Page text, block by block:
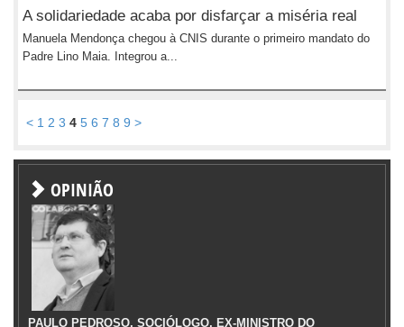
A solidariedade acaba por disfarçar a miséria real
Manuela Mendonça chegou à CNIS durante o primeiro mandato do
Padre Lino Maia. Integrou a...
< 1 2 3 4 5 6 7 8 9 >
OPINIÃO
PAULO PEDROSO, SOCIÓLOGO, EX-MINISTRO DO